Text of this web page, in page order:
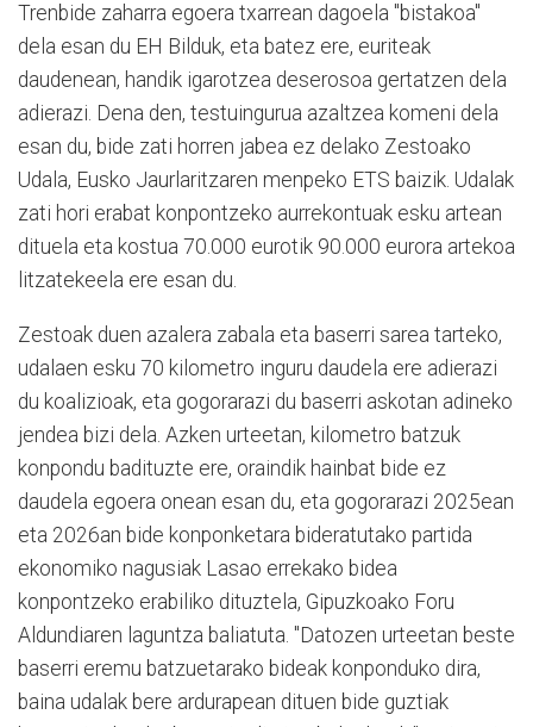
Trenbide zaharra egoera txarrean dagoela "bistakoa"
dela esan du EH Bilduk, eta batez ere, euriteak
daudenean, handik igarotzea deserosoa gertatzen dela
adierazi. Dena den, testuingurua azaltzea komeni dela
esan du, bide zati horren jabea ez delako Zestoako
Udala, Eusko Jaurlaritzaren menpeko ETS baizik. Udalak
zati hori erabat konpontzeko aurrekontuak esku artean
dituela eta kostua 70.000 eurotik 90.000 eurora artekoa
litzatekeela ere esan du.
Zestoak duen azalera zabala eta baserri sarea tarteko,
udalaen esku 70 kilometro inguru daudela ere adierazi
du koalizioak, eta gogorarazi du baserri askotan adineko
jendea bizi dela. Azken urteetan, kilometro batzuk
konpondu badituzte ere, oraindik hainbat bide ez
daudela egoera onean esan du, eta gogorarazi 2025ean
eta 2026an bide konponketara bideratutako partida
ekonomiko nagusiak Lasao errekako bidea
konpontzeko erabiliko dituztela, Gipuzkoako Foru
Aldundiaren laguntza baliatuta. "Datozen urteetan beste
baserri eremu batzuetarako bideak konponduko dira,
baina udalak bere ardurapean dituen bide guztiak